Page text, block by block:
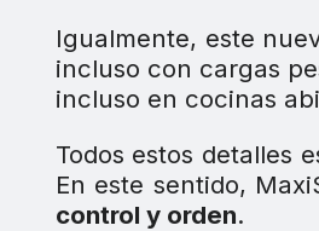
Igualmente, este
incluso con cargas
incluso en cocinas
Todos estos detalles
En este sentido,
control y orden.